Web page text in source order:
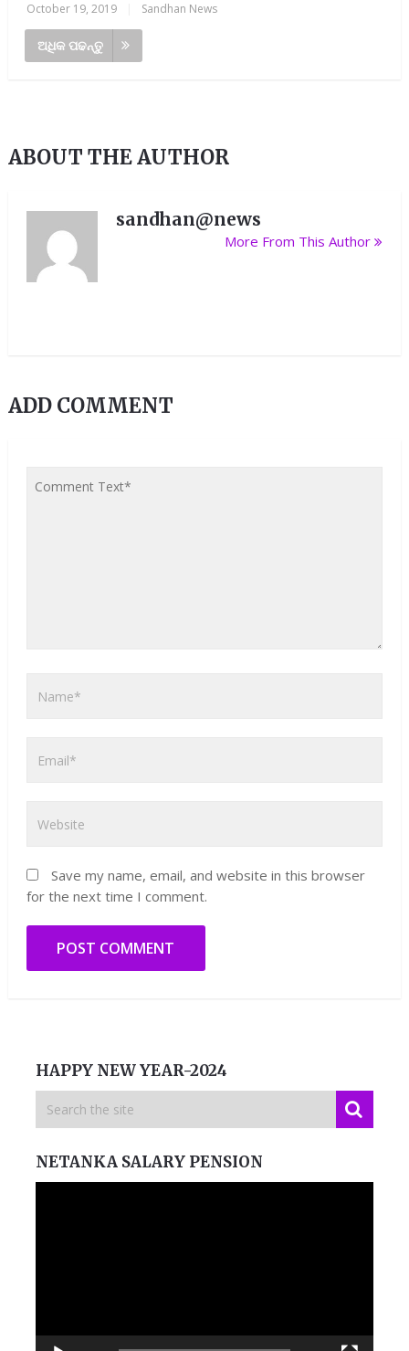
October 19, 2019 Sandhan News
ଅଧିକ ପଢନ୍ତୁ
ABOUT THE AUTHOR
sandhan@news
More From This Author
ADD COMMENT
Save my name, email, and website in this browser
for the next time I comment.
HAPPY NEW YEAR-2024
NETANKA SALARY PENSION